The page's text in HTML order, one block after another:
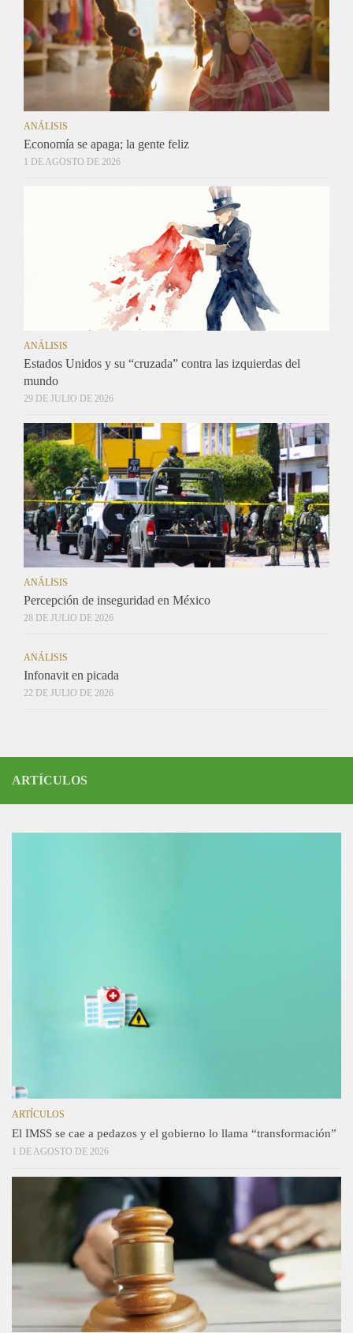
ANÁLISIS
Economía se apaga; la gente feliz
1 DE AGOSTO DE 2026
ANÁLISIS
Estados Unidos y su “cruzada” contra las izquierdas del
mundo
29 DE JULIO DE 2026
ANÁLISIS
Percepción de inseguridad en México
28 DE JULIO DE 2026
ANÁLISIS
Infonavit en picada
22 DE JULIO DE 2026
ARTÍCULOS
ARTÍCULOS
El IMSS se cae a pedazos y el gobierno lo llama “transformación”
1 DE AGOSTO DE 2026